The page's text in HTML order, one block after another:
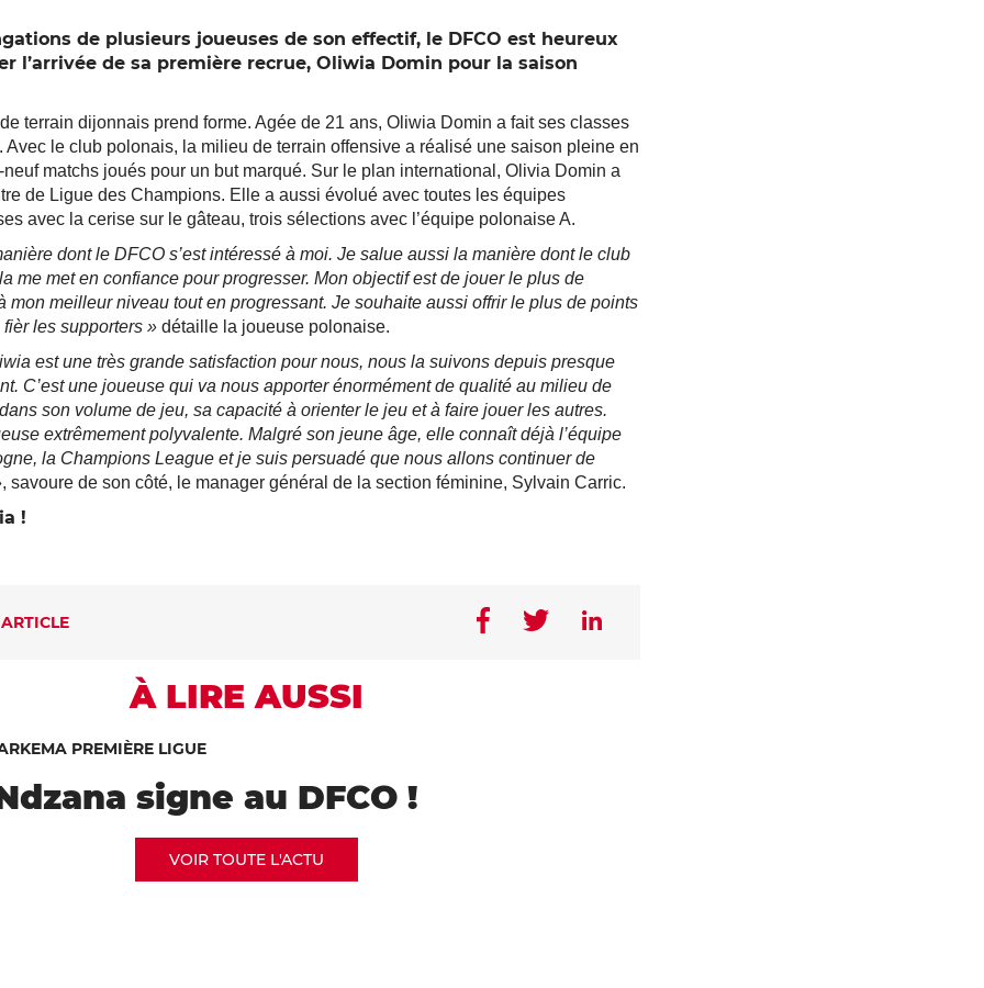
de plusieurs joueuses de son effectif, le DFCO est heureux
l’arrivée de sa première recrue, Oliwia Domin pour la saison
terrain dijonnais prend forme. Agée de 21 ans, Oliwia Domin a fait ses classes
Avec le club polonais, la milieu de terrain offensive a réalisé une saison pleine en
matchs joués pour un but marqué. Sur le plan international, Olivia Domin a
de Ligue des Champions. Elle a aussi évolué avec toutes les équipes
avec la cerise sur le gâteau, trois sélections avec l’équipe polonaise A.
dont le DFCO s’est intéressé à moi. Je salue aussi la manière dont le club
me met en confiance pour progresser. Mon objectif est de jouer le plus de
mon meilleur niveau tout en progressant. Je souhaite aussi offrir le plus de points
les supporters » détaille la joueuse polonaise.
est une très grande satisfaction pour nous, nous la suivons depuis presque
C’est une joueuse qui va nous apporter énormément de qualité au milieu de
son volume de jeu, sa capacité à orienter le jeu et à faire jouer les autres.
extrêmement polyvalente. Malgré son jeune âge, elle connaît déjà l’équipe
la Champions League et je suis persuadé que nous allons continuer de
savoure de son côté, le manager général de la section féminine, Sylvain Carric.
!
À LIRE AUSSI
PREMIÈRE LIGUE
signe au DFCO !
VOIR TOUTE L'ACTU